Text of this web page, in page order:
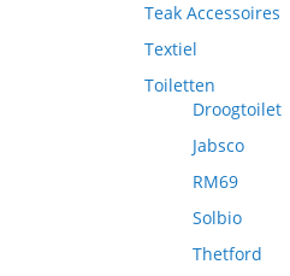
Teak Accessoires
Textiel
Toiletten
Droogtoilet
Jabsco
RM69
Solbio
Thetford